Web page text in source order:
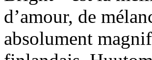
d’amour, de
absolument